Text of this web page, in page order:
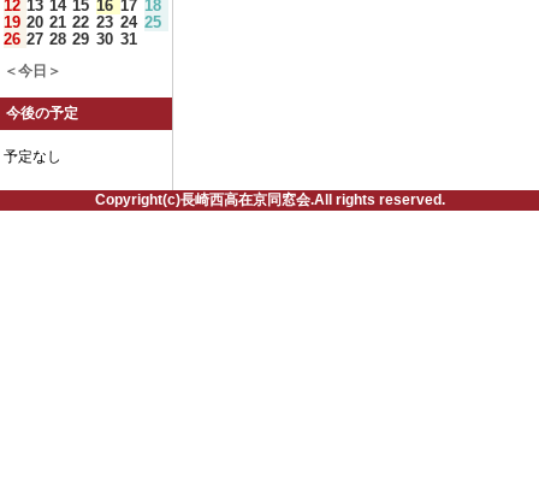
12 13 14 15 16 17 18
19 20 21 22 23 24 25
26 27 28 29 30 31
＜今日＞
今後の予定
予定なし
Copyright(c)長崎西高在京同窓会.All rights reserved.